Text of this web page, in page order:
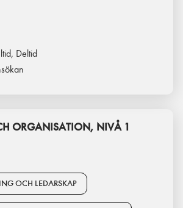
Deltid
ORGANISATION, NIVÅ 1
OCH LEDARSKAP